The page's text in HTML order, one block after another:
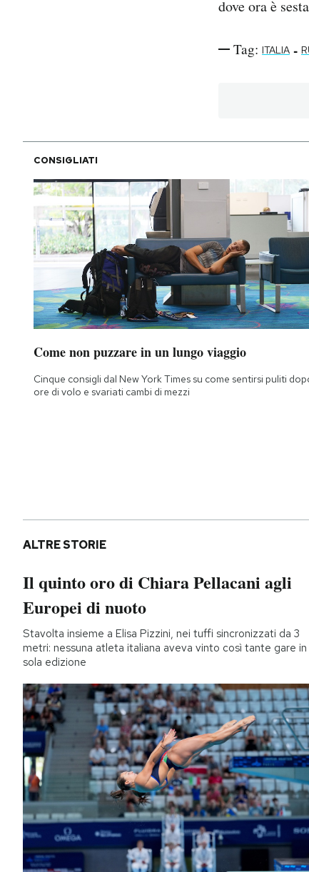
dove ora è
Tag: ITALIA -
CONSIGLIATI
Come non puzzare in un lungo viaggio
Cinque consigli dal New York Times su come sentirsi puliti
ore di volo e svariati cambi di mezzi
ALTRE STORIE
Il quinto oro di Chiara Pellacani agli
Europei di nuoto
Stavolta insieme a Elisa Pizzini, nei tuffi sincronizzati da 3
metri: nessuna atleta italiana aveva vinto così tante gare in
sola edizione